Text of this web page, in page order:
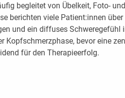
begleitet von Übelkeit, Foto- und
berichten viele Patient:innen über
und ein diffuses Schweregefühl
Kopfschmerzphase, bevor eine
für den Therapieerfolg.